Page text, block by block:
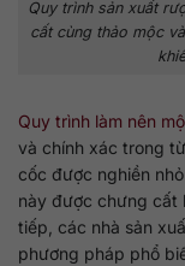
Quy trình sản xuất
cất cùng thảo mộc
Quy trình làm nên
và chính xác trong
cốc được nghiền
này được chưng cất
tiếp, các nhà sản
phương pháp phổ